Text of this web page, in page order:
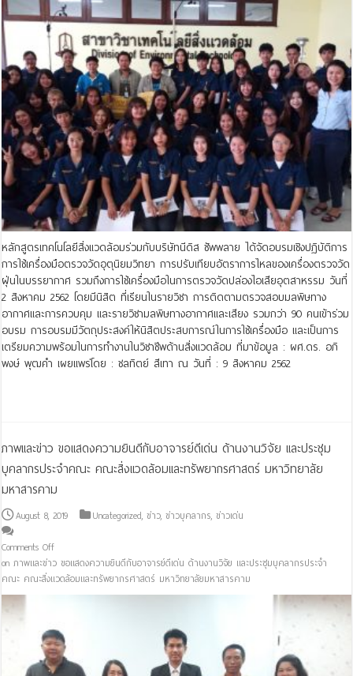
หลักสูตรเทคโนโลยีสิ่งแวดล้อมร่วมกับบริษัทนีดิส ซัพพลาย ได้จัดอบรมเชิงปฏิบัติการ
การใช้เครื่องมือตรวจวัดอุตุนิยมวิทยา การปรับเทียบอัตราการไหลของเครื่องตรวจวัด
ฝุ่นในบรรยากาศ รวมถึงการใช้เครื่องมือในการตรวจวัดปล่องไอเสียอุตสาหรรม วันที่
2 สิงหาคม 2562 โดยมีนิสิต ที่เรียนในรายวิชา การติดตามตรวจสอบมลพิษทาง
อากาศและการควบคุม และรายวิชามลพิษทางอากาศและเสียง รวมกว่า 90 คนเข้าร่วม
อบรม การอบรมมีวัตถุประสงค์ให้นิสิตประสบการณ์ในการใช้เครื่องมือ และเป็นการ
เตรียมความพร้อมในการทำงานในวิชาชีพด้านสิ่งแวดล้อม ที่มาข้อมูล : ผศ.ดร. อภิ
พงษ์ พุฒคำ เผยแพร่โดย : ชลทิตย์ สีเทา ณ วันที่ : 9 สิงหาคม 2562
ภาพและข่าว ขอแสดงความยินดีกับอาจารย์ดีเด่น ด้านงานวิจัย และประชุม
บุคลากรประจำคณะ คณะสิ่งแวดล้อมและทรัพยากรศาสตร์ มหาวิทยาลัย
มหาสารคาม
August 8, 2019 Uncategorized,ข่าว,ข่าวบุคลากร,ข่าวเด่น
Comments Off
on ภาพและข่าว ขอแสดงความยินดีกับอาจารย์ดีเด่น ด้านงานวิจัย และประชุมบุคลากรประจำ
คณะ คณะสิ่งแวดล้อมและทรัพยากรศาสตร์ มหาวิทยาลัยมหาสารคาม